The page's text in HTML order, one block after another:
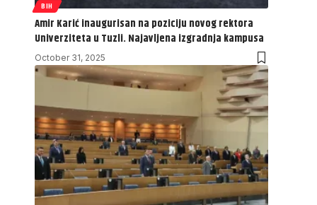
BIH
Amir Karić inaugurisan na poziciju novog rektora
Univerziteta u Tuzli. Najavljena izgradnja kampusa
October 31, 2025